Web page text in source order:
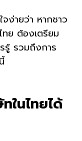
จง่ายว่า หากชาว
ทย ต้องเตรียม
รู้ รวมถึงการ
ในไทยได้